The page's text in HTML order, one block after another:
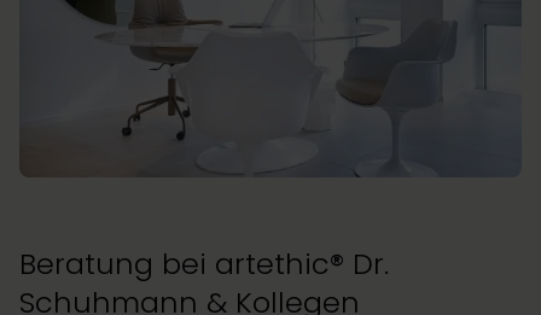
Beratung bei artethic® Dr.
Schuhmann & Kollegen